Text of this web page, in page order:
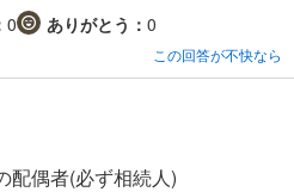
0 ありがとう： 0
この回答が不快なら
配偶者(必ず相続人)